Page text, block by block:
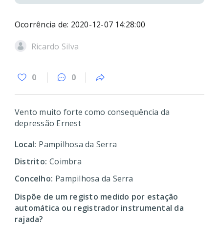
Ocorrência de: 2020-12-07 14:28:00
Ricardo Silva
0 0
Vento muito forte como consequência da
depressão Ernest
Local: Pampilhosa da Serra
Distrito: Coimbra
Concelho: Pampilhosa da Serra
Dispõe de um registo medido por estação
automática ou registrador instrumental da
rajada?